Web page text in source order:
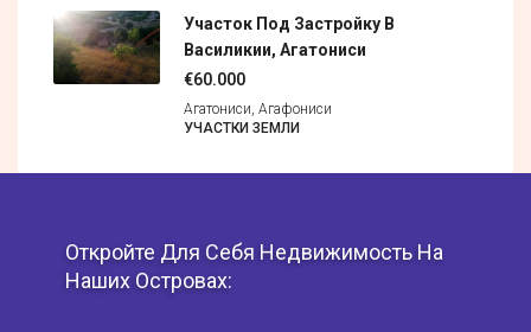
Участок Под Застройку В
Василикии, Агатониси
€60.000
Агатониси, Агафониси
УЧАСТКИ ЗЕМЛИ
Откройте Для Себя Недвижимость На
Наших Островах: